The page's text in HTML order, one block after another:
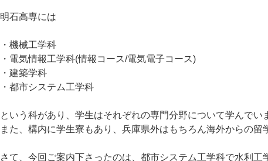
明石高専には
・機械工学科
・電気情報工学科(情報コース/電気電子コース)
・建築学科
・都市システム工学科
という科があり、学生はそれぞれの専門分野について学んでい
また、構内に学生寮もあり、兵庫県外はもちろん海外からの留
さて、今回ご案内下さったのは、都市システム工学科で水利工